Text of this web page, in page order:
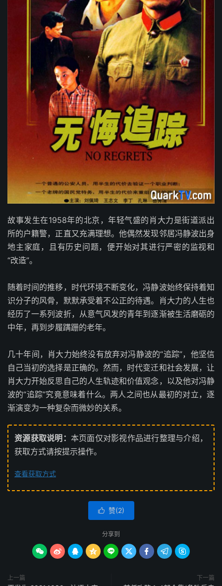
故事发生在1958年的北京，年轻气盛的肖大力是街道派出
所的户籍警，正直又充满理想。他偶然发现邻居冯静波出身
地主家庭，且有历史问题，便开始对其进行严密的监视和
“改造”。
随着时间的推移，时代环境不断变化，冯静波始终保持着知
识分子的风骨，默默承受着不公正的待遇。肖大力的人生也
经历了一系列波折，从意气风发的青年到逐渐被生活磨砺的
中年，再到步履蹒跚的老年。
几十年间，肖大力始终没有放弃对冯静波的“追踪”，他坚信
自己当初的选择是正确的。然而，时代变迁和社会发展，让
肖大力开始反思自己的人生轨迹和价值观念，以及他对冯静
波的“追踪”究竟意味着什么。两人之间也从最初的对立，逐
渐演变为一种复杂而微妙的关系。
资源获取说明： 本页面仅对影视作品进行整理与介绍，
获取方式请按提示操作。
查看获取方式
 赞(2)
分享到
        
上一篇 下一篇